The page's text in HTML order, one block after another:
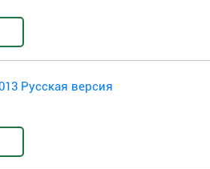
Русская версия